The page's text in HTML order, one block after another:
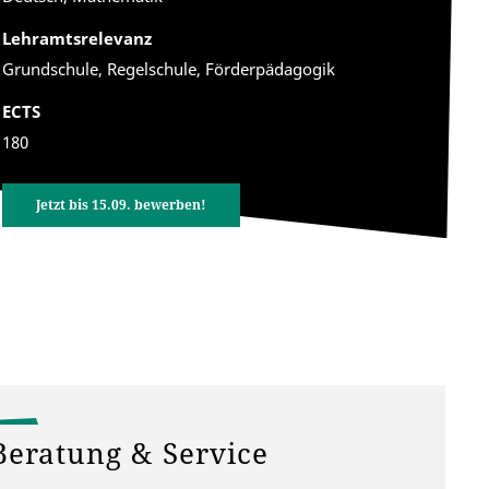
Lehramtsrelevanz
Grundschule, Regelschule, Förderpädagogik
ECTS
180
Jetzt bis 15.09. bewerben!
& Service